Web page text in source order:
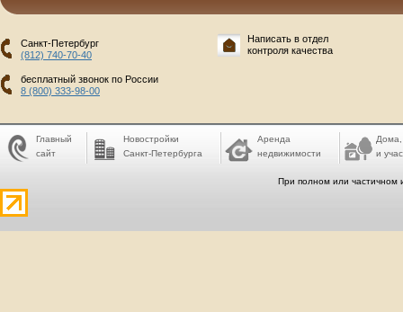
Санкт-Петербург
(812) 740-70-40
бесплатный звонок по России
8 (800) 333-98-00
Написать в отдел
контроля качества
Главный
сайт
Новостройки
Санкт-Петербурга
Аренда
недвижимости
Дома,
и
При полном или частичном